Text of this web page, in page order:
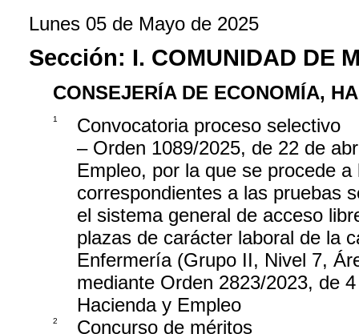
Lunes 05 de Mayo de 2025
Sección: I. COMUNIDAD DE
CONSEJERÍA DE ECONOMÍA,
1
Convocatoria proceso selectivo
– Orden 1089/2025, de 22 de
Empleo, por la que se procede
correspondientes a las pruebas
el sistema general de acceso
plazas de carácter laboral de la
Enfermería (Grupo II, Nivel 7,
mediante Orden 2823/2023, de
Hacienda y Empleo
2
Concurso de méritos